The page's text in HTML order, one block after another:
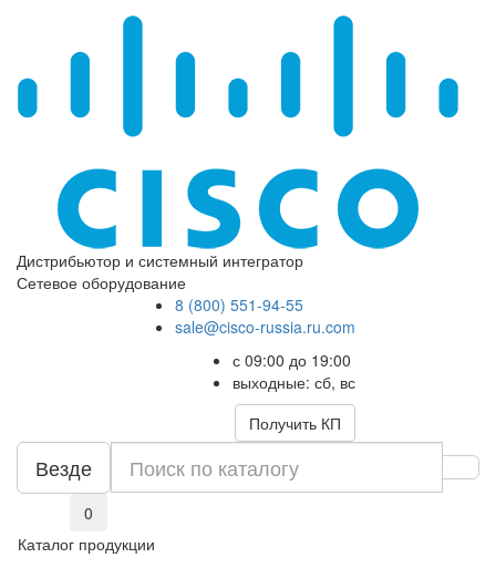
Дистрибьютор и системный интегратор
Сетевое оборудование
8 (800) 551-94-55
sale@cisco-russia.ru.com
с 09:00 до 19:00
выходные: сб, вс
Получить КП
Везде
0
Каталог продукции